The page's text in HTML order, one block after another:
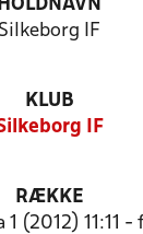
HOLDNAVN
Silkeborg IF
KLUB
IF
RÆKKE
1 (2012) 11:11